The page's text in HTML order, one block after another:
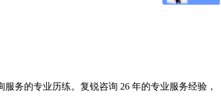
务的专业历练。复锐咨询 26 年的专业服务经验，